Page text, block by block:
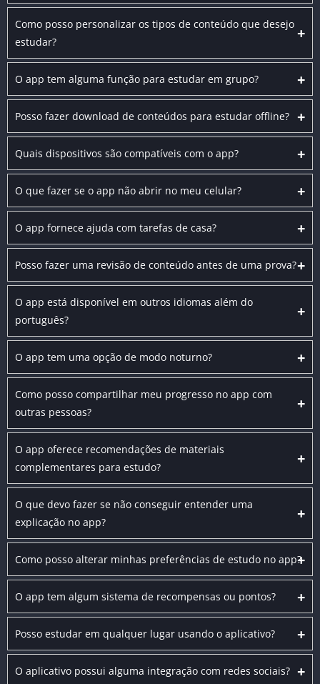
+
Como posso personalizar os tipos de conteúdo que desejo
estudar?
+
O app tem alguma função para estudar em grupo?
+
Posso fazer download de conteúdos para estudar offline?
+
Quais dispositivos são compatíveis com o app?
+
O que fazer se o app não abrir no meu celular?
+
O app fornece ajuda com tarefas de casa?
+
Posso fazer uma revisão de conteúdo antes de uma prova?
+
O app está disponível em outros idiomas além do
português?
+
O app tem uma opção de modo noturno?
+
Como posso compartilhar meu progresso no app com
outras pessoas?
+
O app oferece recomendações de materiais
complementares para estudo?
+
O que devo fazer se não conseguir entender uma
explicação no app?
+
Como posso alterar minhas preferências de estudo no app?
+
O app tem algum sistema de recompensas ou pontos?
+
Posso estudar em qualquer lugar usando o aplicativo?
+
O aplicativo possui alguma integração com redes sociais?